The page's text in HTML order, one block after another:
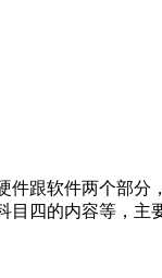
跟软件两个部
四的内容等，